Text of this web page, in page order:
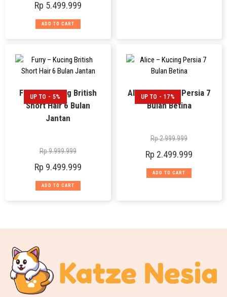
Rp 5.499.999
ADD TO CART
UP TO - 5%
Furry – Kucing British
Short Hair 6 Bulan
Jantan
Rp9.999.999
Rp 9.499.999
ADD TO CART
UP TO - 17%
Alice – Kucing Persia 7
Bulan Betina
Rp2.999.999
Rp 2.499.999
ADD TO CART